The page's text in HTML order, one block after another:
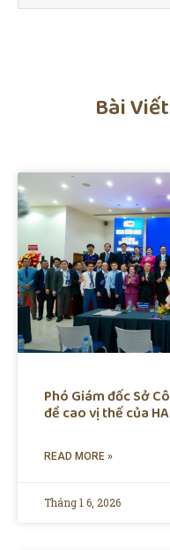
Bài
Phó Giám đốc Sở
đề cao vị thế của
READ MORE »
Tháng 1 6, 2026